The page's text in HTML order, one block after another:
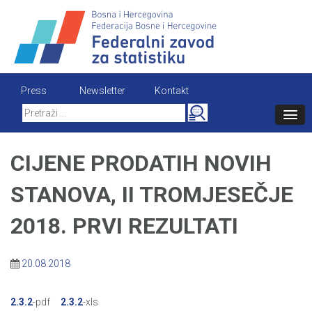
content
Press Newsletter
Kontakt
Search
for:
CIJENE PRODATIH NOVIH
STANOVA, II TROMJESEČJE
2018. PRVI REZULTATI
20.08.2018
2.3.2-pdf 2.3.2-xls